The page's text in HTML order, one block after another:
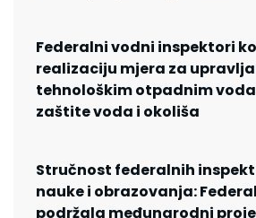
Federalni vodni inspektori
realizaciju mjera za
tehnološkim otpadnim
zaštite voda i okoliša
Stručnost federalnih
nauke i obrazovanja:
podržala međunarodni